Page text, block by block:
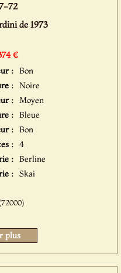
72
de 1973
€
: Bon
: Noire
: Moyen
: Bleue
: Bon
: 4
: Berline
: Skai
plus